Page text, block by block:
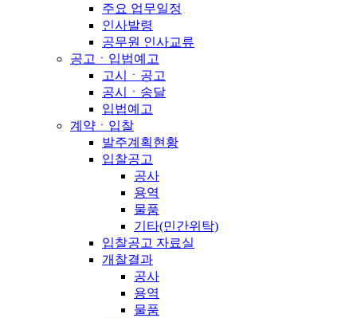
주요 업무일정
인사발령
공무원 인사교류
공고ㆍ입법예고
고시ㆍ공고
공시ㆍ송달
입법예고
계약ㆍ입찰
발주계획현황
입찰공고
공사
용역
물품
기타(민간위탁)
입찰공고 자료실
개찰결과
공사
용역
물품